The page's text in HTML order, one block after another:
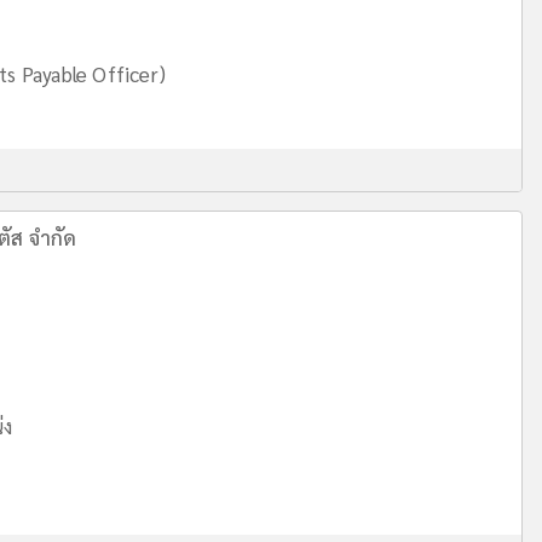
Payable Officer)
ส จำกัด